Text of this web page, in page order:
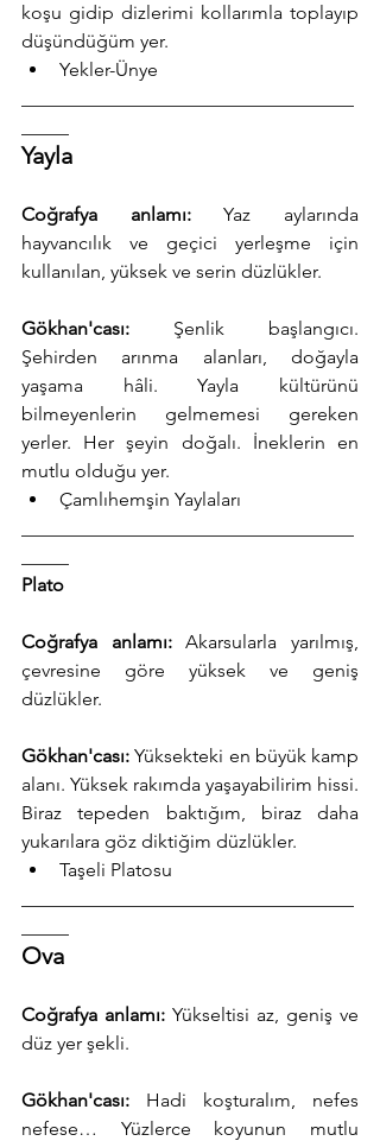
koşu gidip dizlerimi kollarımla toplayıp
düşündüğüm yer.
Yekler-Ünye
Yayla
Coğrafya anlamı: Yaz aylarında
hayvancılık ve geçici yerleşme için
kullanılan, yüksek ve serin düzlükler.
Gökhan'cası: Şenlik başlangıcı.
Şehirden arınma alanları, doğayla
yaşama hâli. Yayla kültürünü
bilmeyenlerin gelmemesi gereken
yerler. Her şeyin doğalı. İneklerin en
mutlu olduğu yer.
Çamlıhemşin Yaylaları
Plato
Coğrafya anlamı: Akarsularla yarılmış,
çevresine göre yüksek ve geniş
düzlükler.
Gökhan'cası: Yüksekteki en büyük kamp
alanı. Yüksek rakımda yaşayabilirim hissi.
Biraz tepeden baktığım, biraz daha
yukarılara göz diktiğim düzlükler.
Taşeli Platosu
Ova
Coğrafya anlamı: Yükseltisi az, geniş ve
düz yer şekli.
Gökhan'cası: Hadi koşturalım, nefes
nefese… Yüzlerce koyunun mutlu